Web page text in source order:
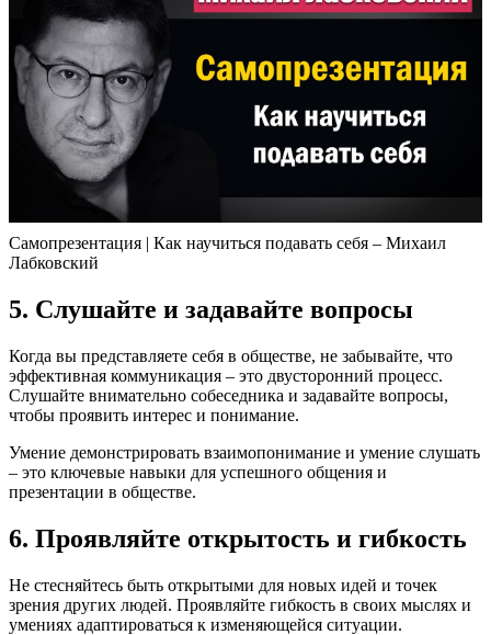
Самопрезентация | Как научиться подавать себя – Михаил
Лабковский
5. Слушайте и задавайте вопросы
Когда вы представляете себя в обществе, не забывайте, что
эффективная коммуникация – это двусторонний процесс.
Слушайте внимательно собеседника и задавайте вопросы,
чтобы проявить интерес и понимание.
Умение демонстрировать взаимопонимание и умение слушать
– это ключевые навыки для успешного общения и
презентации в обществе.
6. Проявляйте открытость и гибкость
Не стесняйтесь быть открытыми для новых идей и точек
зрения других людей. Проявляйте гибкость в своих мыслях и
умениях адаптироваться к изменяющейся ситуации.